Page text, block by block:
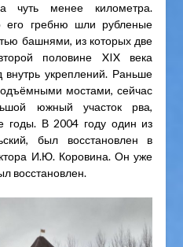
чуть менее километра.
его гребню шли рубленые
башнями, из которых две
половине XIX века
внутрь укреплений. Раньше
мостами, сейчас
южный участок рва,
годы. В 2004 году один из
был восстановлен в
И.Ю. Коровина. Он уже
восстановлен.